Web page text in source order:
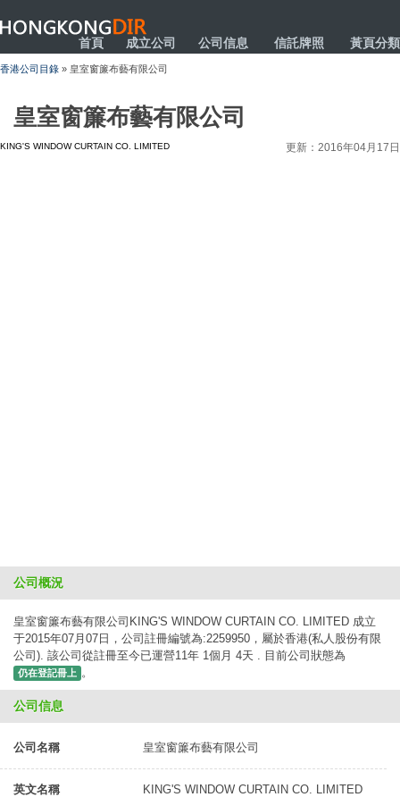
HONGKONGDIR
首頁 成立公司 公司信息 信託牌照 黃頁分類
香港公司目錄 » 皇室窗簾布藝有限公司
皇室窗簾布藝有限公司
KING'S WINDOW CURTAIN CO. LIMITED 更新：2016年04月17日
公司概況
皇室窗簾布藝有限公司KING'S WINDOW CURTAIN CO. LIMITED 成立
于2015年07月07日，公司註冊編號為:2259950，屬於香港(私人股份有限
公司). 該公司從註冊至今已運營11年 1個月 4天 . 目前公司狀態為
仍在登記冊上 。
公司信息
公司名稱 皇室窗簾布藝有限公司
英文名稱 KING'S WINDOW CURTAIN CO. LIMITED